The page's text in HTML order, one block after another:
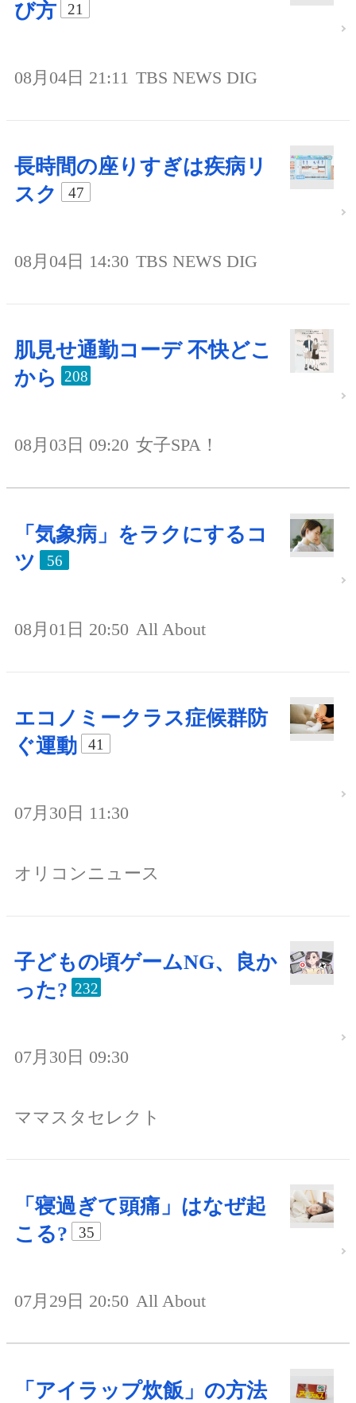
び方 21
08月04日 21:11 TBS NEWS DIG
長時間の座りすぎは疾病リ
スク
47
08月04日 14:30 TBS NEWS DIG
肌見せ通勤コーデ 不快どこ
から
208
08月03日 09:20 女子SPA！
「気象病」をラクにするコ
ツ
56
08月01日 20:50 All About
エコノミークラス症候群防
ぐ運動
41
07月30日 11:30
オリコンニュース
子どもの頃ゲームNG、良か
った? 232
07月30日 09:30
ママスタセレクト
「寝過ぎて頭痛」はなぜ起
こる?
35
07月29日 20:50 All About
「アイラップ炊飯」の方法